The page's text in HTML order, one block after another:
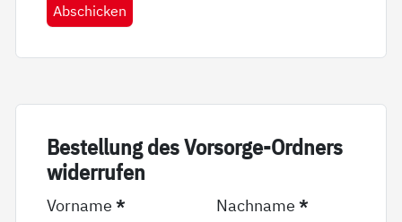
Abschicken
Be­stel­lung des Vor­sor­ge-Ord­ners
wi­der­ru­fen
Vorname* Nachname*